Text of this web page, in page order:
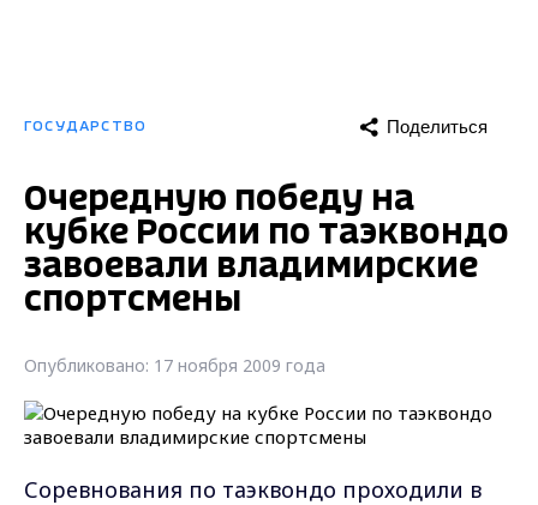
ГОСУДАРСТВО Поделиться
Очередную победу на
кубке России по таэквондо
завоевали владимирские
спортсмены
Опубликовано: 17 ноября 2009 года
Соревнования по таэквондо проходили в